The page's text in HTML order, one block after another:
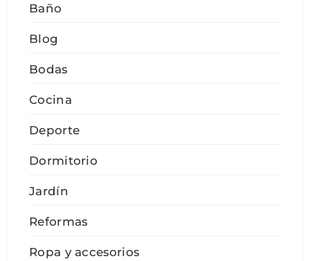
Baño
Blog
Bodas
Cocina
Deporte
Dormitorio
Jardín
Reformas
Ropa y accesorios